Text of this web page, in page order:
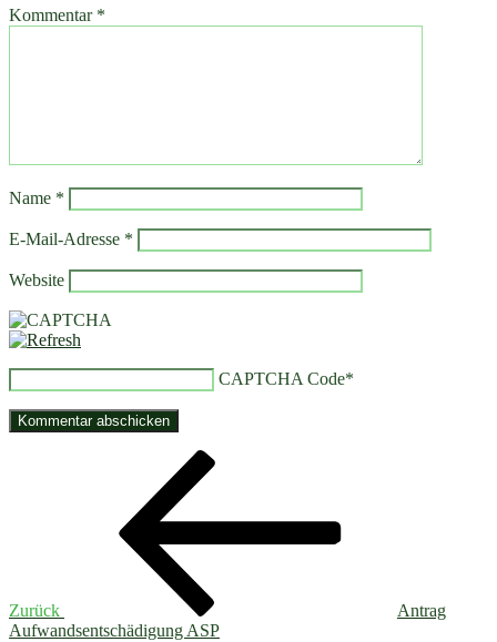
Kommentar *
Name *
E-Mail-Adresse *
Website
CAPTCHA Code*
Beitragsnavigation
Zurück
Antrag
Aufwandsentschädigung ASP